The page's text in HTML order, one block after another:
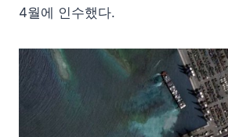
4월에 인수했다.